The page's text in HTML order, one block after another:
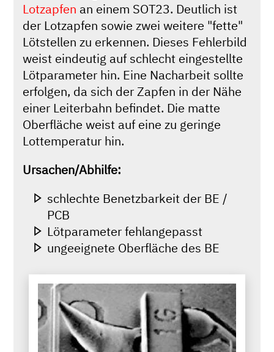
Lotzapfen an einem SOT23. Deutlich ist
der Lotzapfen sowie zwei weitere "fette"
Lötstellen zu erkennen. Dieses Fehlerbild
weist eindeutig auf schlecht eingestellte
Lötparameter hin. Eine Nacharbeit sollte
erfolgen, da sich der Zapfen in der Nähe
einer Leiterbahn befindet. Die matte
Oberfläche weist auf eine zu geringe
Lottemperatur hin.
Ursachen/Abhilfe:
schlechte Benetzbarkeit der BE /
PCB
Lötparameter fehlangepasst
ungeeignete Oberfläche des BE